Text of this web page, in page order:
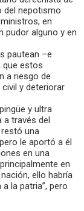
del nepotismo
en
pudor alguno y en
pautean –e
que estos
a riesgo de
y deteriorar
y ultra
a través del
restó una
le aportó a él
en una
en
ello habría
la patria”, pero